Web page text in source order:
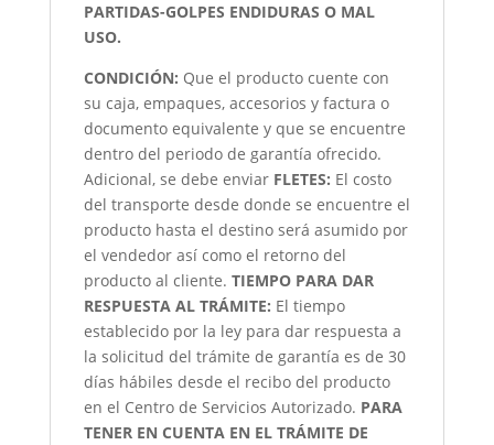
PARTIDAS-GOLPES ENDIDURAS O MAL
USO.
CONDICIÓN: Que el producto cuente con
su caja, empaques, accesorios y factura o
documento equivalente y que se encuentre
dentro del periodo de garantía ofrecido.
Adicional, se debe enviar FLETES: El costo
del transporte desde donde se encuentre el
producto hasta el destino será asumido por
el vendedor así como el retorno del
producto al cliente. TIEMPO PARA DAR
RESPUESTA AL TRÁMITE: El tiempo
establecido por la ley para dar respuesta a
la solicitud del trámite de garantía es de 30
días hábiles desde el recibo del producto
en el Centro de Servicios Autorizado. PARA
TENER EN CUENTA EN EL TRÁMITE DE